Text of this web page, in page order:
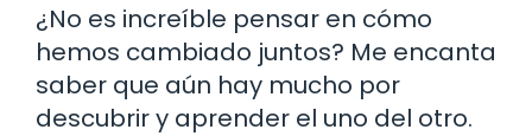
¿No es increíble pensar en cómo
hemos cambiado juntos? Me encanta
saber que aún hay mucho por
descubrir y aprender el uno del otro.